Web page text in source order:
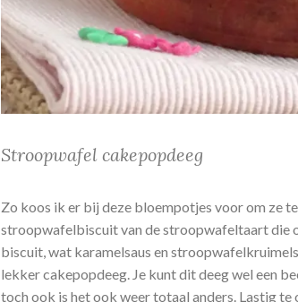
Stroopwafel cakepopdeeg
Zo koos ik er bij deze bloempotjes voor om ze
stroopwafelbiscuit van de stroopwafeltaart die
biscuit, wat karamelsaus en
lekker cakepopdeeg. Je kunt dit deeg wel een
toch ook is het ook weer totaal anders. Lastig